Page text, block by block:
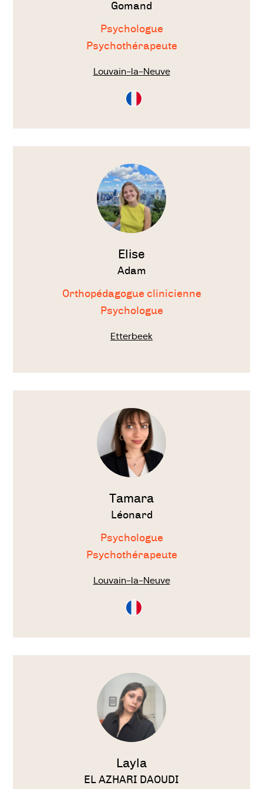
Gomand
Psychologue
Psychothérapeute
Louvain-la-Neuve
Consultation
en
Voir
Elise
Adam
Orthopédagogue clinicienne
Psychologue
Etterbeek
Voir
Tamara
Léonard
Psychologue
Psychothérapeute
Louvain-la-Neuve
Consultation
en
Voir
Layla
EL AZHARI DAOUDI